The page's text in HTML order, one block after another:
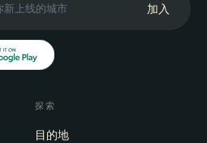
加入
探索
目的地